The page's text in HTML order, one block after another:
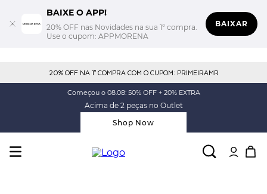
BAIXE O APP!
20% OFF nas Novidades na sua 1° compra.
Use o cupom: APPMORENA
BAIXAR
20% OFF NA 1° COMPRA COM O CUPOM: PRIMEIRAMR
Começou o 08.08: 50% OFF + 20% EXTRA
Acima de 2 peças no Outlet
Shop Now